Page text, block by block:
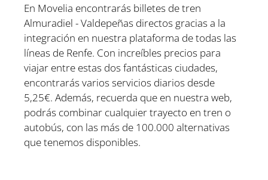
En Movelia encontrarás billetes de tren
Almuradiel - Valdepeñas directos gracias a la
integración en nuestra plataforma de todas las
líneas de Renfe. Con increíbles precios para
viajar entre estas dos fantásticas ciudades,
encontrarás varios servicios diarios desde
5,25€. Además, recuerda que en nuestra web,
podrás combinar cualquier trayecto en tren o
autobús, con las más de 100.000 alternativas
que tenemos disponibles.